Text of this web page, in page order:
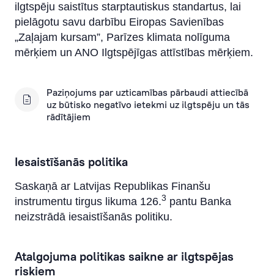
ilgtspēju saistītus starptautiskus standartus, lai
pielāgotu savu darbību Eiropas Savienības
„Zaļajam kursam”, Parīzes klimata nolīguma
mērķiem un ANO Ilgtspējīgas attīstības mērķiem.
Paziņojums par uzticamības pārbaudi attiecībā
uz būtisko negatīvo ietekmi uz ilgtspēju un tās
rādītājiem
Iesaistīšanās politika
Saskaņā ar Latvijas Republikas Finanšu
instrumentu tirgus likuma 126.3 pantu Banka
neizstrādā iesaistīšanās politiku.
Atalgojuma politikas saikne ar ilgtspējas
riskiem